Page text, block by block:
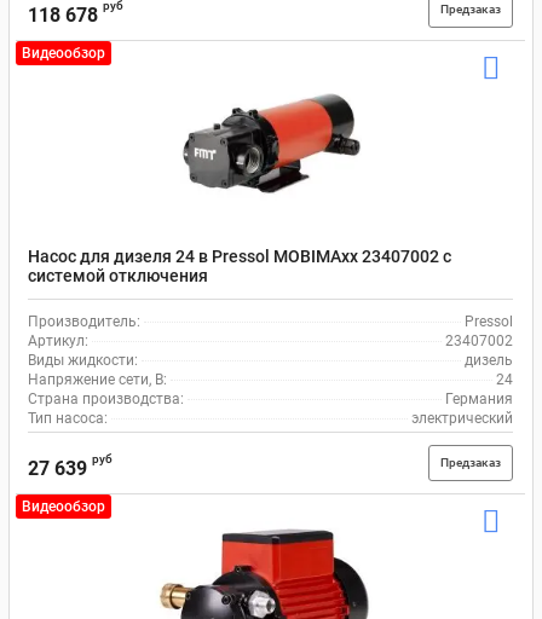
118 678 руб Предзаказ
Видеообзор
Насос для дизеля 24 в Pressol MOBIMAxx 23407002 с
системой отключения
Производитель:
Pressol
Артикул:
23407002
Виды жидкости:
дизель
Напряжение сети, В:
24
Страна производства:
Германия
Тип насоса:
электрический
27 639 руб Предзаказ
Видеообзор